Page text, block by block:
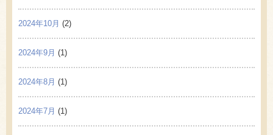
2024年10月 (2)
2024年9月 (1)
2024年8月 (1)
2024年7月 (1)